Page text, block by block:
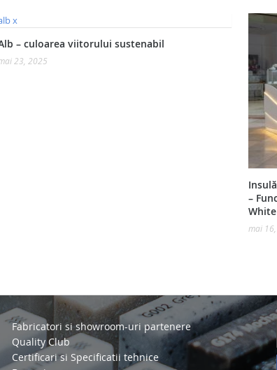
– culoarea viitorului sustenabil
23, 2025
–
White
mai
Fabricatori si showroom-uri partenere
Quality Club
Certificari si Specificatii tehnice